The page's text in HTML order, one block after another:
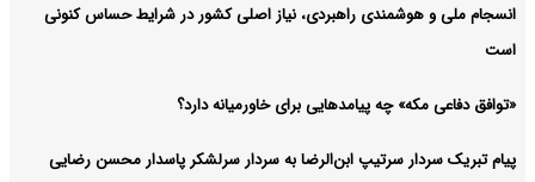
انسجام ملی و هوشمندی راهبردی، نیاز اصلی کشور در شرایط حساس کنونی
است
«توافق دفاعی مکه» چه پیامدهایی برای خاورمیانه دارد؟
پیام تبریک سردار سرتیپ ابن‌الرضا به سردار سرلشکر پاسدار محسن رضایی